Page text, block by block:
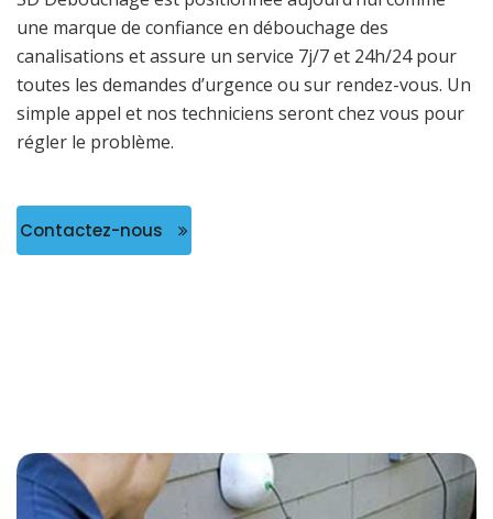
une marque de confiance en débouchage des
canalisations et assure un service 7j/7 et 24h/24 pour
toutes les demandes d’urgence ou sur rendez-vous. Un
simple appel et nos techniciens seront chez vous pour
régler le problème.
Contactez-nous